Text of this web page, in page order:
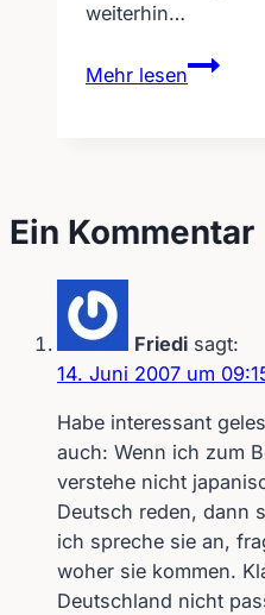
weiterhin…
Mehr lesen
Hoppla…
Das
am
Ein Kommentar
Friedi sagt:
14. Juni 2007 um
Habe interessant
auch: Wenn ich zum
verstehe nicht
Deutsch reden, dann
ich spreche sie an,
woher sie kommen.
Deutschland nicht